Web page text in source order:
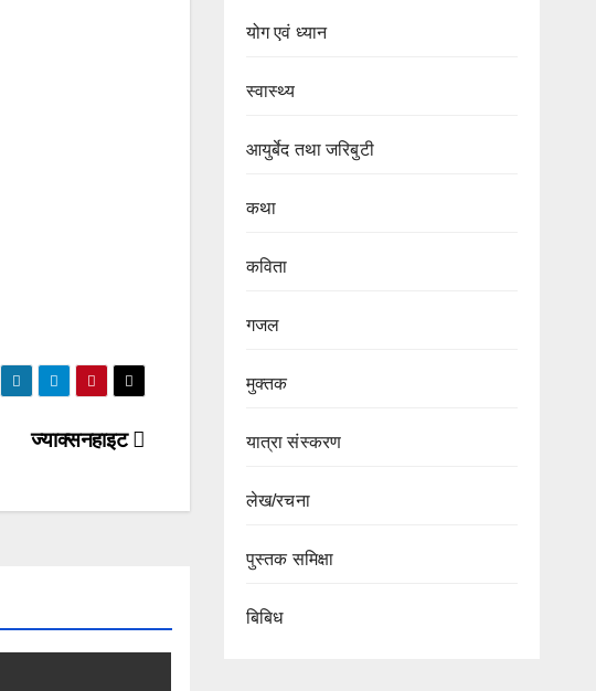
ज्याक्सनहाइट
योग एवं ध्यान
स्वास्थ्य
आयुर्बेद तथा जरिबुटी
कथा
कविता
गजल
मुक्तक
यात्रा संस्करण
लेख/रचना
पुस्तक समिक्षा
बिबिध